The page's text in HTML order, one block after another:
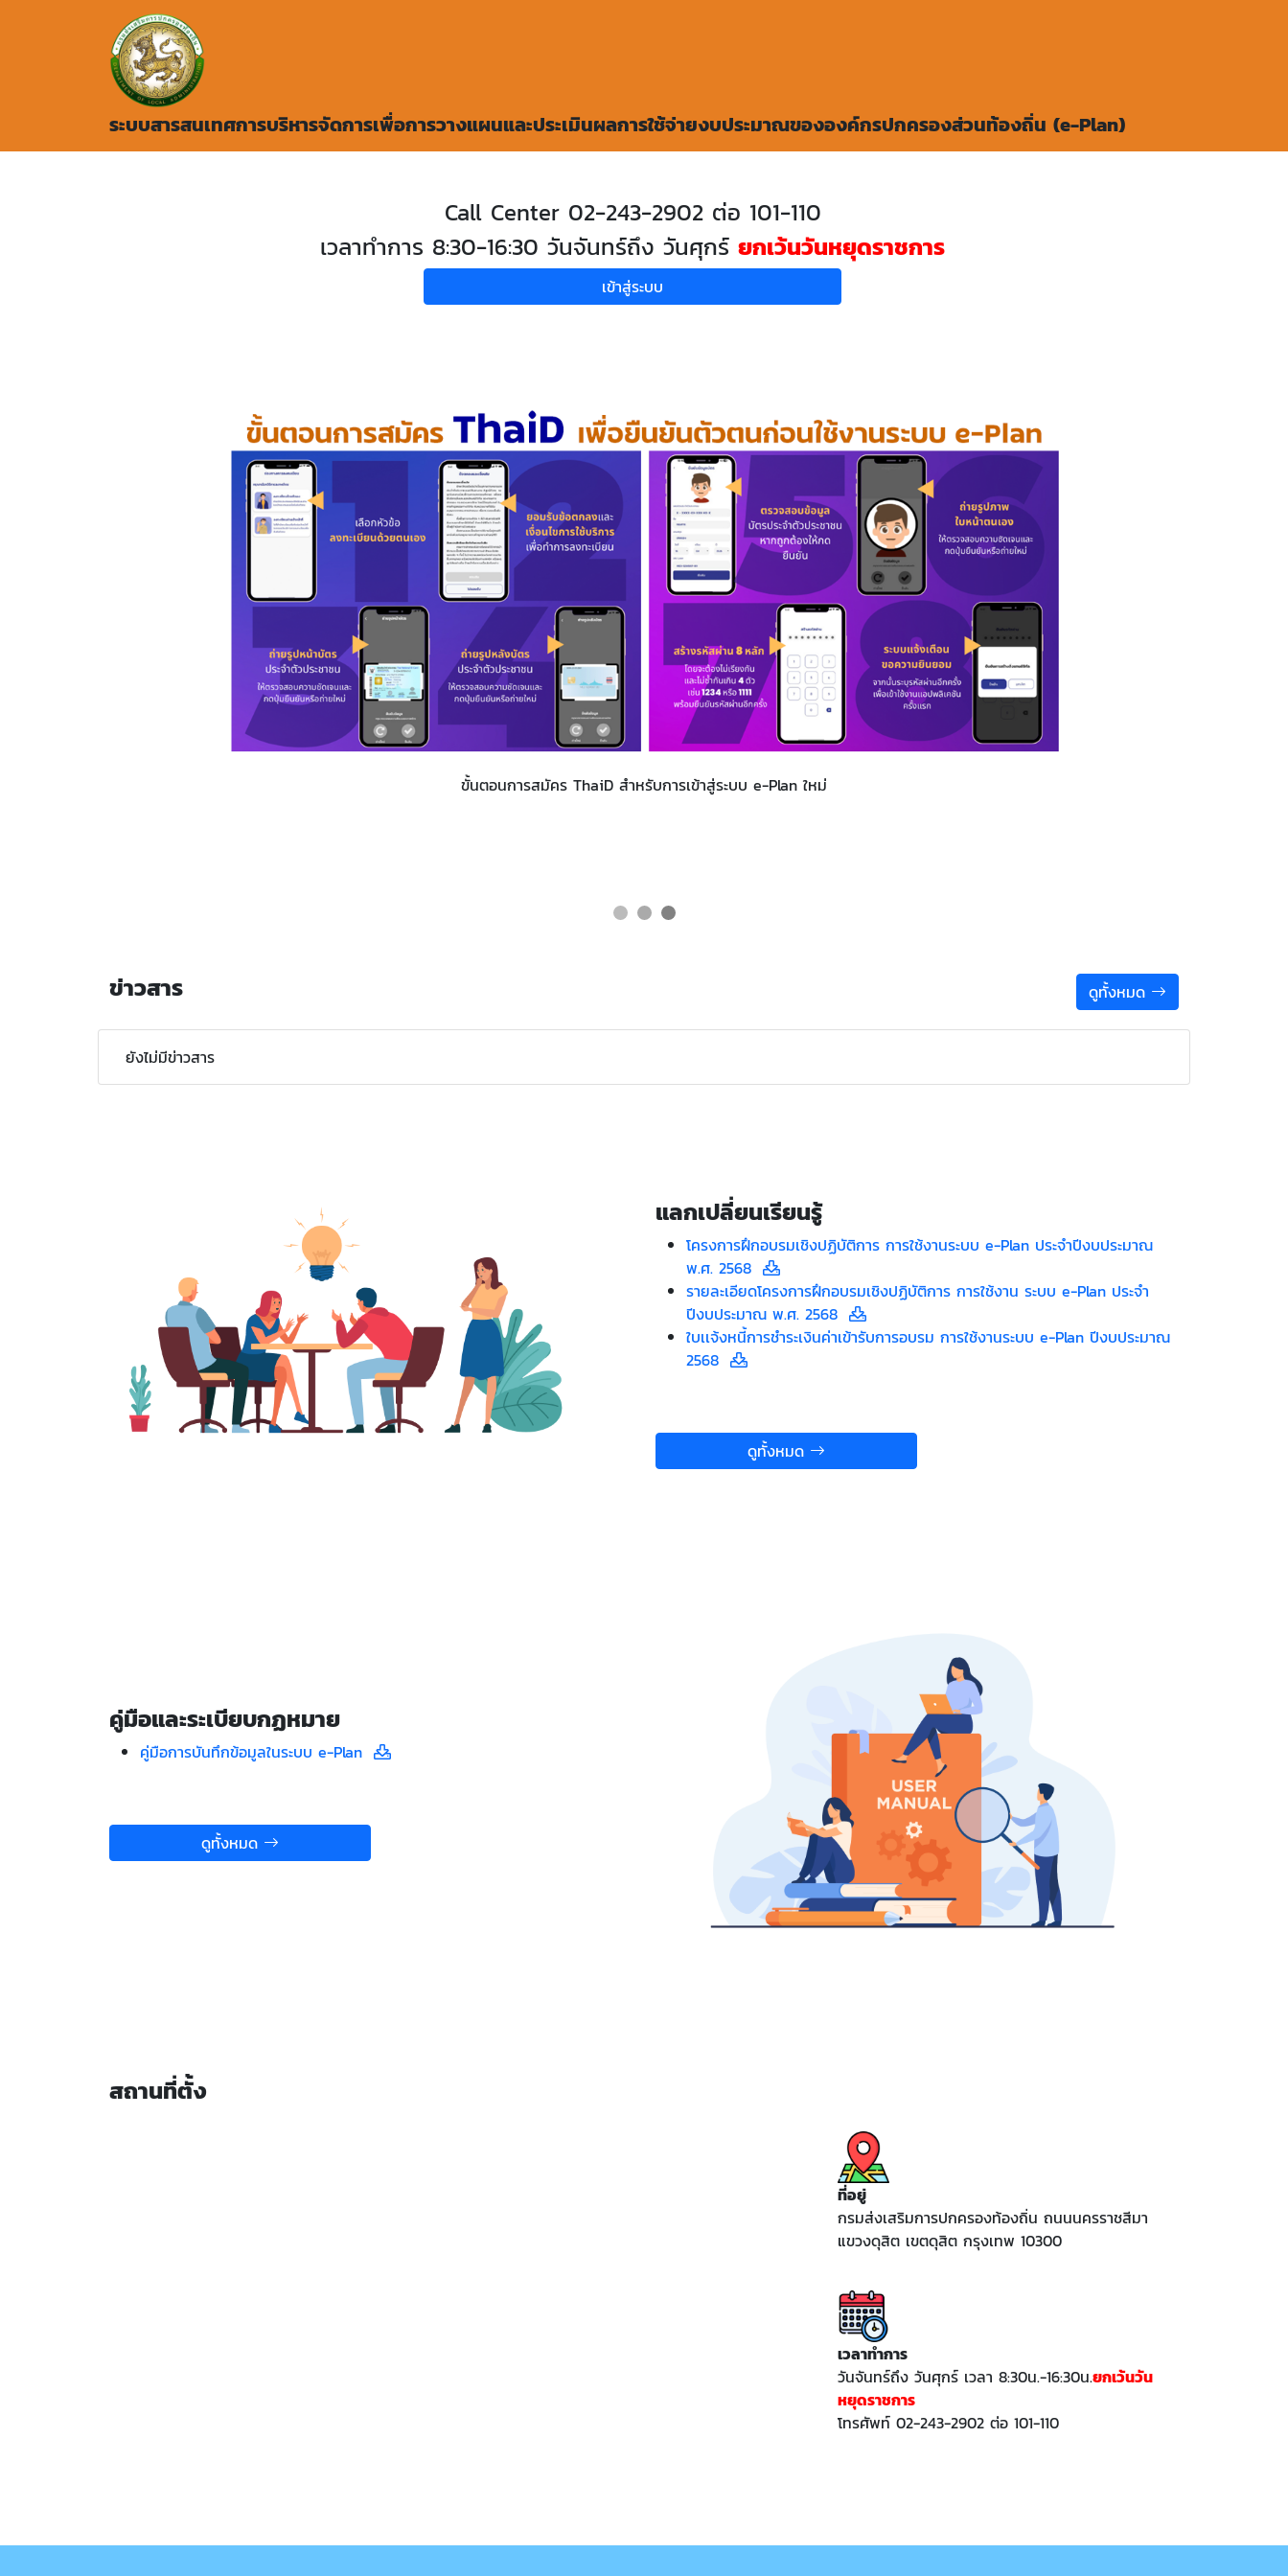
ระบบสารสนเทศการบริหารจัดการเพื่อการวางแผนและประเมินผลการใช้จ่ายงบประมาณขององค์กรปกครองส่วนท้องถิ่น (e-Plan)
Call Center 02-243-2902 ต่อ 101-110
เวลาทำการ 8:30-16:30 วันจันทร์ถึง วันศุกร์ ยกเว้นวันหยุดราชการ
เข้าสู่ระบบ
ขั้นตอนการสมัคร ThaiD สำหรับการเข้าสู่ระบบ e-Plan ใหม่
ข่าวสาร ดูทั้งหมด
ยังไม่มีข่าวสาร
แลกเปลี่ยนเรียนรู้
โครงการฝึกอบรมเชิงปฏิบัติการ การใช้งานระบบ e-Plan ประจำปีงบประมาณ
พ.ศ. 2568
รายละเอียดโครงการฝึกอบรมเชิงปฏิบัติการ การใช้งาน ระบบ e-Plan ประจำ
ปีงบประมาณ พ.ศ. 2568
ใบเเจ้งหนี้การชำระเงินค่าเข้ารับการอบรม การใช้งานระบบ e-Plan ปีงบประมาณ
2568
ดูทั้งหมด
คู่มือและระเบียบกฏหมาย
คู่มือการบันทึกข้อมูลในระบบ e-Plan
ดูทั้งหมด
สถานที่ตั้ง
ที่อยู่
กรมส่งเสริมการปกครองท้องถิ่น ถนนนครราชสีมา
แขวงดุสิต เขตดุสิต กรุงเทพ 10300
เวลาทำการ
วันจันทร์ถึง วันศุกร์ เวลา 8:30น.-16:30น.ยกเว้นวัน
หยุดราชการ
โทรศัพท์ 02-243-2902 ต่อ 101-110